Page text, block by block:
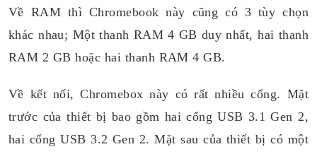
Về RAM thì Chromebook này cũng có 3 tùy chọn
khác nhau; Một thanh RAM 4 GB duy nhất, hai thanh
RAM 2 GB hoặc hai thanh RAM 4 GB.
Về kết nối, Chromebox này có rất nhiều cổng. Mặt
trước của thiết bị bao gồm hai cổng USB 3.1 Gen 2,
hai cổng USB 3.2 Gen 2. Mặt sau của thiết bị có một